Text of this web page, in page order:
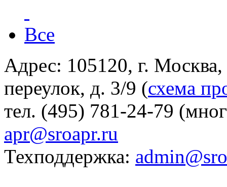
Все
Адрес: 105120, г.
переулок, д. 3/9 (схема
тел. (495) 781-24-79
apr@sroapr.ru
Техподдержка: